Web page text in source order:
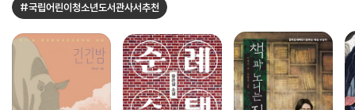
#국립어린이청소년도서관사서추천